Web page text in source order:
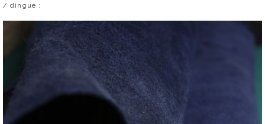
/ dingue :